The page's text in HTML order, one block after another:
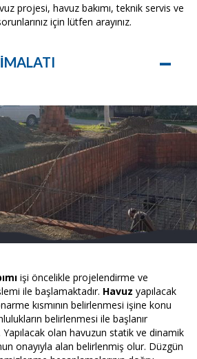
projesi, havuz bakımı, teknik servis ve
için lütfen arayınız.
–
işi öncelikle projelendirme ve
ile başlamaktadır. Havuz yapılacak
kısmının belirlenmesi işine konu
belirlenmesi ile başlanır
olan havuzun statik ve dinamik
onayıyla alan belirlenmiş olur. Düzgün